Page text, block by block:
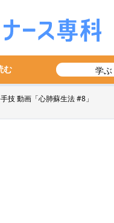
む 学ぶ
技 動画「心肺蘇生法 #8」